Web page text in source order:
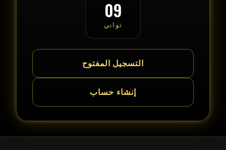
09
ثواني
التسجيل المفتوح
إنشاء حساب